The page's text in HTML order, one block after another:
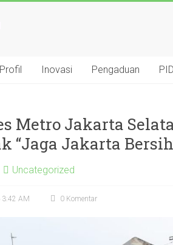
Profil Inovasi Pengaduan PID
Metro Jakarta
“Jaga Jakarta
Uncategorized
AM 0 Komentar